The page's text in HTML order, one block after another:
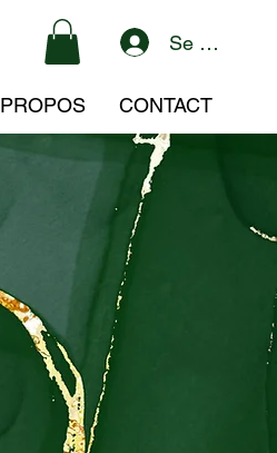
Se connecter
CONTACT